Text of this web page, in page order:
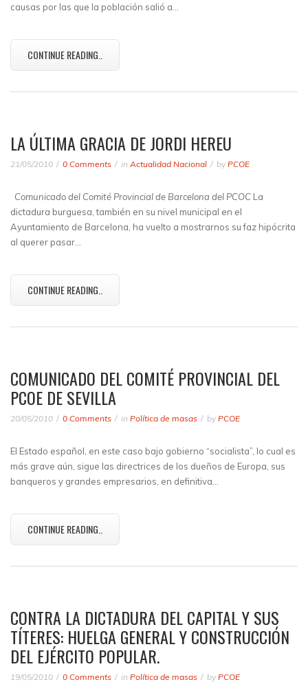
causas por las que la población salió a…
CONTINUE READING..
LA ÚLTIMA GRACIA DE JORDI HEREU
21/05/2010 0 Comments in Actualidad Nacional by PCOE
Comunicado del Comité Provincial de Barcelona del PCOC La
dictadura burguesa, también en su nivel municipal en el
Ayuntamiento de Barcelona, ha vuelto a mostrarnos su faz hipócrita
al querer pasar…
CONTINUE READING..
COMUNICADO DEL COMITÉ PROVINCIAL DEL
PCOE DE SEVILLA
20/05/2010 0 Comments in Política de masas by PCOE
El Estado español, en este caso bajo gobierno “socialista”, lo cual es
más grave aún, sigue las directrices de los dueños de Europa, sus
banqueros y grandes empresarios, en definitiva…
CONTINUE READING..
CONTRA LA DICTADURA DEL CAPITAL Y SUS
TÍTERES: HUELGA GENERAL Y CONSTRUCCIÓN
DEL EJÉRCITO POPULAR.
19/05/2010 0 Comments in Política de masas by PCOE